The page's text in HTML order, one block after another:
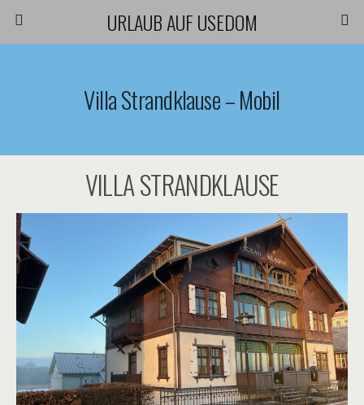
URLAUB AUF USEDOM
Villa Strandklause – Mobil
VILLA STRANDKLAUSE